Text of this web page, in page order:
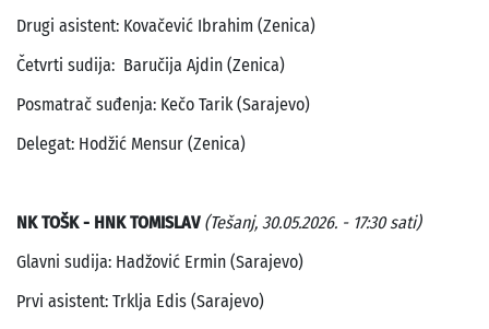
Drugi asistent: Kovačević Ibrahim (Zenica)
Četvrti sudija: Baručija Ajdin (Zenica)
Posmatrač suđenja: Kečo Tarik (Sarajevo)
Delegat: Hodžić Mensur (Zenica)
NK TOŠK - HNK TOMISLAV (Tešanj, 30.05.2026. - 17:30 sati)
Glavni sudija: Hadžović Ermin (Sarajevo)
Prvi asistent: Trklja Edis (Sarajevo)